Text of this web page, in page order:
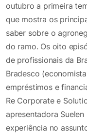
outubro a primeira
que mostra os
saber sobre o
do ramo. Os oito
de profissionais da
Bradesco
empréstimos e
Re Corporate e
apresentadora
experiência no